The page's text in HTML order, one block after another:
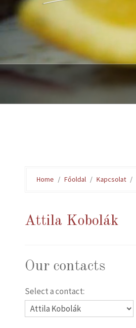
Home Főoldal Kapcsolat
Attila Kobolák
Our contacts
Select a contact: